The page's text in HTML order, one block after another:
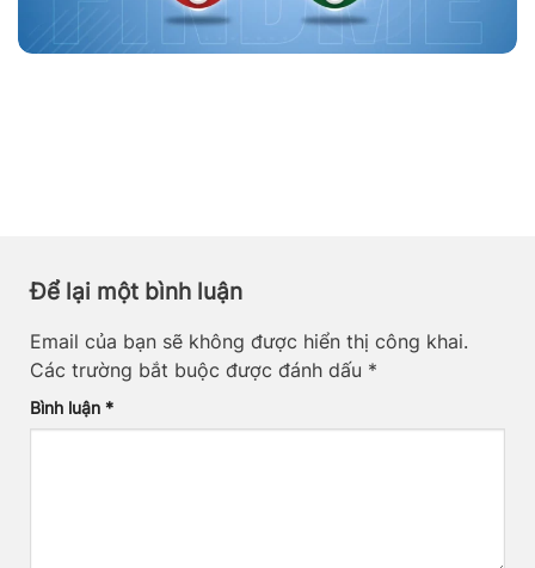
Để lại một bình luận
Email của bạn sẽ không được hiển thị công khai.
Các trường bắt buộc được đánh dấu *
Bình luận *